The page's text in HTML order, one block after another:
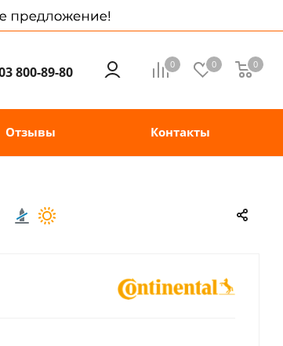
0 0 0
800-89-80
Отзывы Контакты